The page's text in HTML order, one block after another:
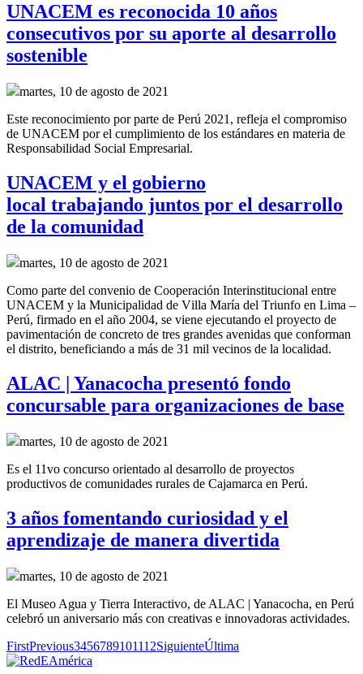
UNACEM es reconocida 10 años
consecutivos por su aporte al desarrollo
sostenible
martes, 10 de agosto de 2021
Este reconocimiento por parte de Perú 2021, refleja el compromiso
de UNACEM por el cumplimiento de los estándares en materia de
Responsabilidad Social Empresarial.
UNACEM y el gobierno
local trabajando juntos por el desarrollo
de la comunidad
martes, 10 de agosto de 2021
Como parte del convenio de Cooperación Interinstitucional entre
UNACEM y la Municipalidad de Villa María del Triunfo en Lima –
Perú, firmado en el año 2004, se viene ejecutando el proyecto de
pavimentación de concreto de tres grandes avenidas que conforman
el distrito, beneficiando a más de 31 mil vecinos de la localidad.
ALAC | Yanacocha presentó fondo
concursable para organizaciones de base
martes, 10 de agosto de 2021
Es el 11vo concurso orientado al desarrollo de proyectos
productivos de comunidades rurales de Cajamarca en Perú.
3 años fomentando curiosidad y el
aprendizaje de manera divertida
martes, 10 de agosto de 2021
El Museo Agua y Tierra Interactivo, de ALAC | Yanacocha, en Perú
celebró un aniversario más con creativas e innovadoras actividades.
FirstPrevious3456789101112SiguienteÚltima